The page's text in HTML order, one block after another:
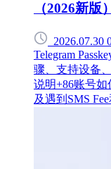
（2026新版）
2026.07.30
Telegram
骤、支持设备
说明+86账号如
及遇到SMS